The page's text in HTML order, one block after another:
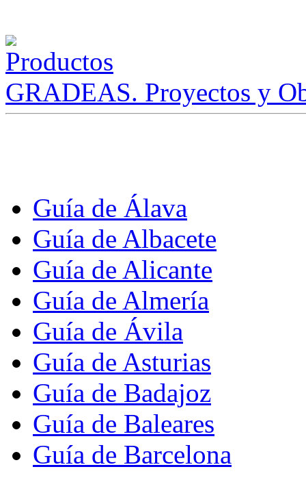
GRADEAS. Proyectos y
Guía de Álava
Guía de Albacete
Guía de Alicante
Guía de Almería
Guía de Ávila
Guía de Asturias
Guía de Badajoz
Guía de Baleares
Guía de Barcelona